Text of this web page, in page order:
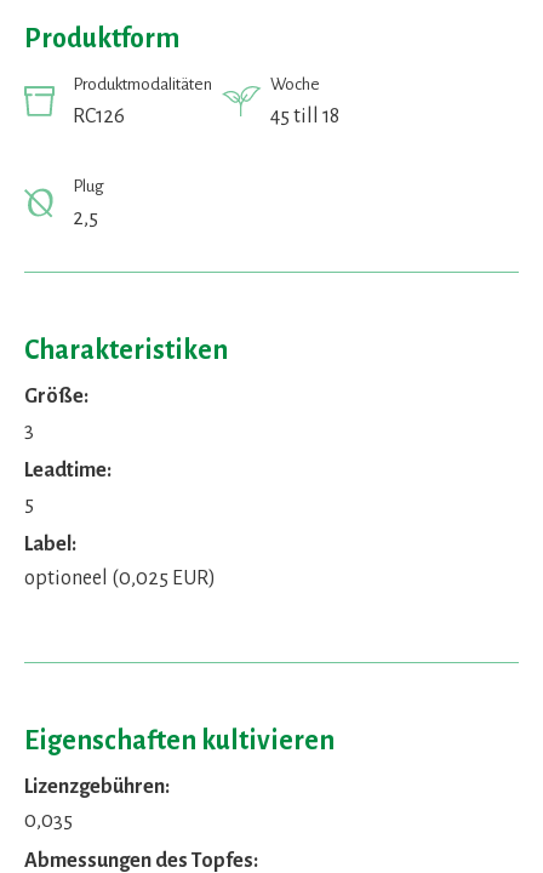
Produktform
Produktmodalitäten
RC126
Woche
45 till 18
Plug
2,5
Charakteristiken
Größe:
3
Leadtime:
5
Label:
optioneel (0,025 EUR)
Eigenschaften kultivieren
Lizenzgebühren:
0,035
Abmessungen des Topfes: